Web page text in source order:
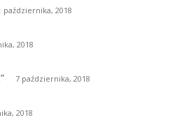
października, 2018
2018
7 października, 2018
2018